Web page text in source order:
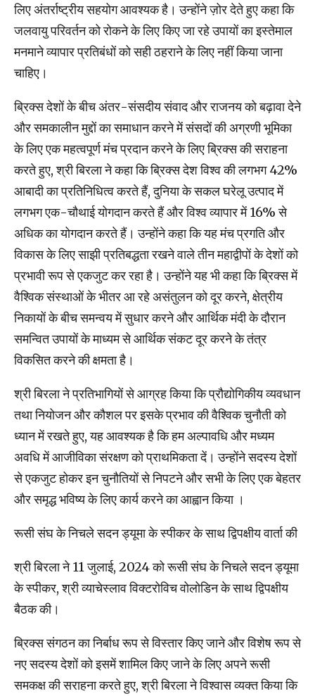
लिए अंतर्राष्ट्रीय सहयोग आवश्यक है। उन्होंने ज़ोर देते हुए कहा कि
जलवायु परिवर्तन को रोकने के लिए किए जा रहे उपायों का इस्तेमाल
मनमाने व्यापार प्रतिबंधों को सही ठहराने के लिए नहीं किया जाना
चाहिए।
ब्रिक्स देशों के बीच अंतर-संसदीय संवाद और राजनय को बढ़ावा देने
और समकालीन मुद्दों का समाधान करने में संसदों की अग्रणी भूमिका
के लिए एक महत्वपूर्ण मंच प्रदान करने के लिए ब्रिक्स की सराहना
करते हुए, श्री बिरला ने कहा कि ब्रिक्स देश विश्व की लगभग 42%
आबादी का प्रतिनिधित्व करते हैं, दुनिया के सकल घरेलू उत्पाद में
लगभग एक-चौथाई योगदान करते हैं और विश्व व्यापार में 16% से
अधिक का योगदान करते हैं। उन्होंने कहा कि यह मंच प्रगति और
विकास के लिए साझी प्रतिबद्धता रखने वाले तीन महाद्वीपों के देशों को
प्रभावी रूप से एकजुट कर रहा है। उन्होंने यह भी कहा कि ब्रिक्स में
वैश्विक संस्थाओं के भीतर आ रहे असंतुलन को दूर करने, क्षेत्रीय
निकायों के बीच समन्वय में सुधार करने और आर्थिक मंदी के दौरान
समन्वित उपायों के माध्यम से आर्थिक संकट दूर करने के तंत्र
विकसित करने की क्षमता है।
श्री बिरला ने प्रतिभागियों से आग्रह किया कि प्रौद्योगिकीय व्यवधान
तथा नियोजन और कौशल पर इसके प्रभाव की वैश्विक चुनौती को
ध्यान में रखते हुए, यह आवश्यक है कि हम अल्पावधि और मध्यम
अवधि में आजीविका संरक्षण को प्राथमिकता दें। उन्होंने सदस्य देशों
से एकजुट होकर इन चुनौतियों से निपटने और सभी के लिए एक बेहतर
और समृद्ध भविष्य के लिए कार्य करने का आह्वान किया ।
रूसी संघ के निचले सदन ड्यूमा के स्पीकर के साथ द्विपक्षीय वार्ता की
श्री बिरला ने 11 जुलाई, 2024 को रूसी संघ के निचले सदन ड्यूमा
के स्पीकर, श्री व्याचेस्लाव विक्टरोविच वोलोडिन के साथ द्विपक्षीय
बैठक की।
ब्रिक्स संगठन का निर्बाध रूप से विस्तार किए जाने और विशेष रूप से
नए सदस्य देशों को इसमें शामिल किए जाने के लिए अपने रूसी
समकक्ष की सराहना करते हुए, श्री बिरला ने विश्वास व्यक्त किया कि